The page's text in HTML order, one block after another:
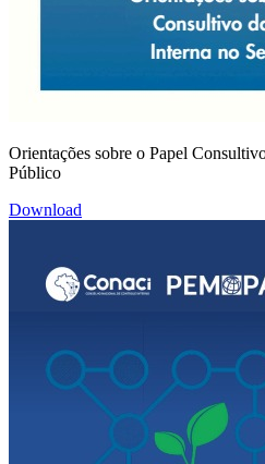
Orientações sobre o Papel
Público
Download